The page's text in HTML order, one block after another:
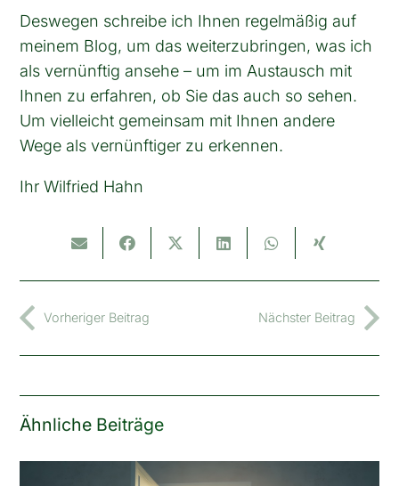
Deswegen schreibe ich Ihnen regelmäßig auf
meinem Blog, um das weiterzubringen, was ich
als vernünftig ansehe – um im Austausch mit
Ihnen zu erfahren, ob Sie das auch so sehen.
Um vielleicht gemeinsam mit Ihnen andere
Wege als vernünftiger zu erkennen.
Ihr Wilfried Hahn
Vorheriger Beitrag Nächster Beitrag
Ähnliche Beiträge